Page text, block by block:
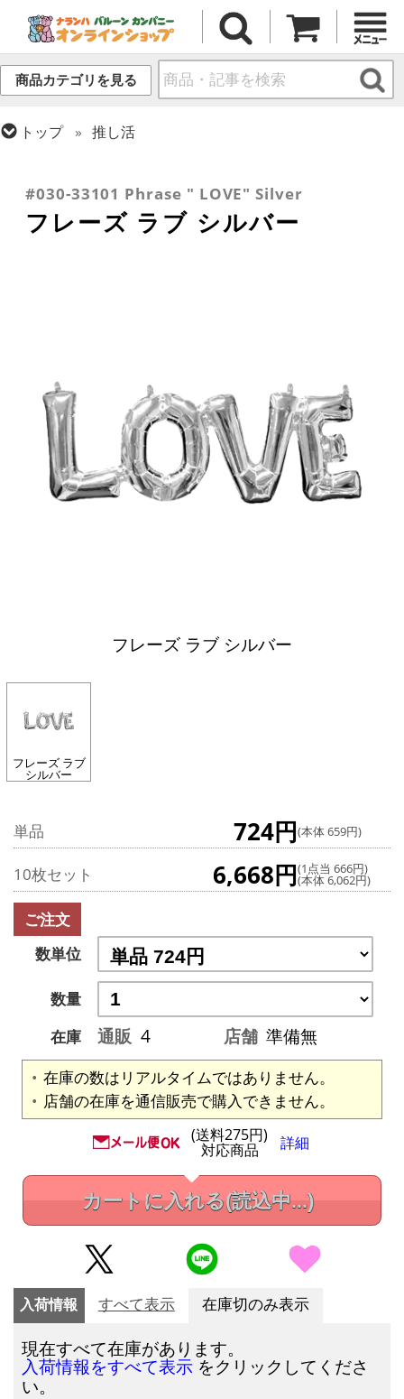
商品カテゴリを見る
トップ
推し活
#030-33101 Phrase " LOVE" Silver
フレーズ ラブ シルバー
フレーズ ラブ シルバー
フレーズ ラブ
シルバー
単品 724円(本体 659円)
10枚セット 6,668円(1点当 666円)
(本体 6,062円)
ご注文
数単位
数量
在庫
通販 4 店舗 準備無
在庫の数はリアルタイムではありません。
店舗の在庫を通信販売で購入できません。
(送料275円)
対応商品 詳細
カートに入れる(読込中...)
入荷情報 すべて表示 在庫切のみ表示
現在すべて在庫があります。
入荷情報をすべて表示 をクリックしてくださ
い。